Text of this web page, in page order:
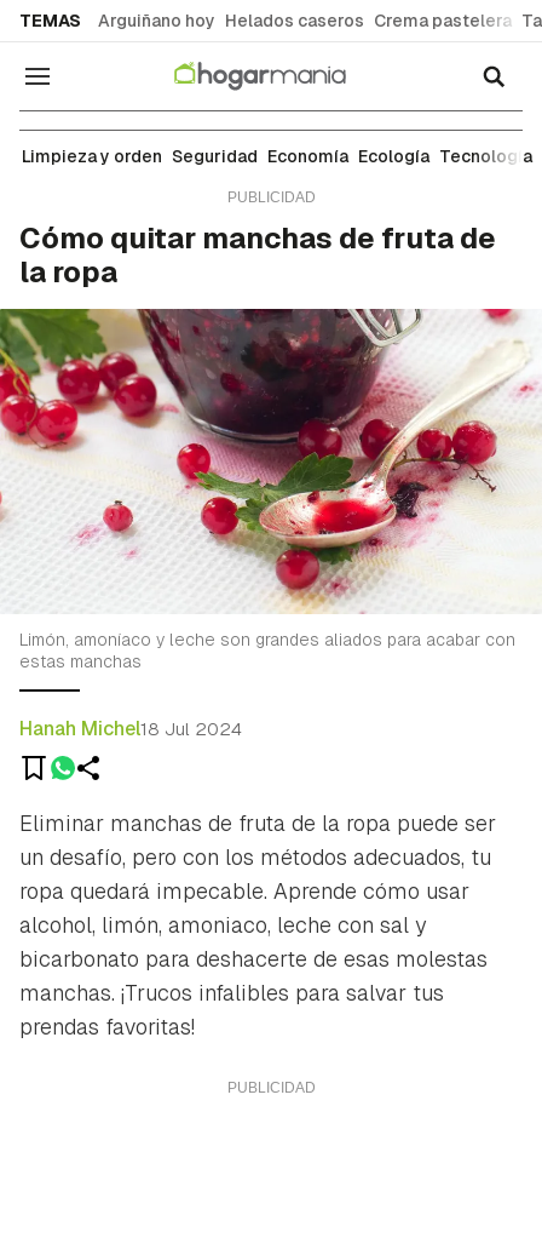
TEMAS Arguiñano hoy Helados caseros Crema pastelera
Navegación
Ropa y tejidos
Limpieza y orden Seguridad Economía Ecología Tecnología
Cómo quitar manchas de fruta de
la ropa
Limón, amoníaco y leche son grandes aliados para acabar con
estas manchas
Hanah Michel18 Jul 2024
Eliminar manchas de fruta de la ropa puede ser
un desafío, pero con los métodos adecuados, tu
ropa quedará impecable. Aprende cómo usar
alcohol, limón, amoniaco, leche con sal y
bicarbonato para deshacerte de esas molestas
manchas. ¡Trucos infalibles para salvar tus
prendas favoritas!